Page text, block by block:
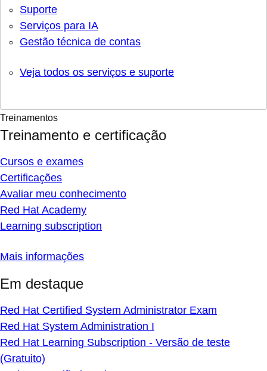
Suporte
Serviços para IA
Gestão técnica de contas
Veja todos os serviços e suporte
Treinamentos
Treinamento e certificação
Cursos e exames
Certificações
Avaliar meu conhecimento
Red Hat Academy
Learning subscription
Mais informações
Em destaque
Red Hat Certified System Administrator Exam
Red Hat System Administration I
Red Hat Learning Subscription - Versão de teste
(Gratuito)